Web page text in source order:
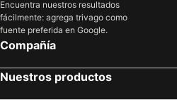
Encuentra nuestros resultados
fácilmente: agrega trivago como
fuente preferida en Google.
Compañía
Nuestros productos